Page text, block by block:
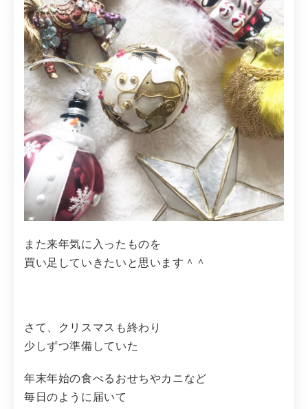
また来年気に入ったものを
買い足していきたいと思います＾＾
さて、クリスマスも終わり
少しずつ準備していた
年末年始の食べるおせちやカニなど
毎日のように届いて